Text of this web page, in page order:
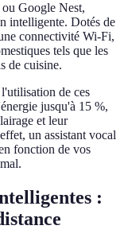
Google Nest,
intelligente. Dotés de
connectivité Wi-Fi,
tels que les
de cuisine.
de ces
jusqu'à 15 %,
et leur
un assistant vocal
fonction de vos
: